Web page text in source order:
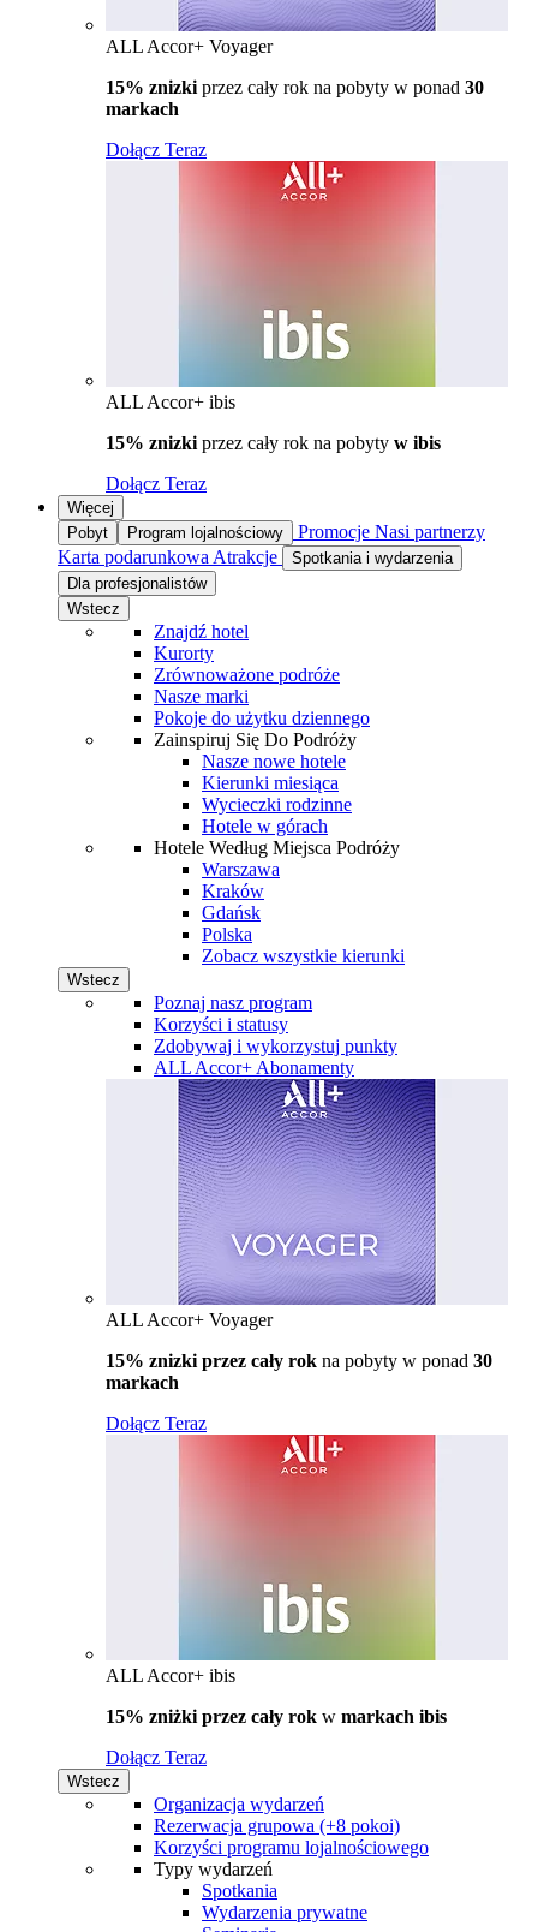
ALL Accor+ Voyager
15% znizki przez cały rok na pobyty w ponad 30
markach
Dołącz Teraz
ALL Accor+ ibis
15% znizki przez cały rok na pobyty w ibis
Dołącz Teraz
Więcej
Pobyt
Program lojalnościowy Promocje Nasi partnerzy
Karta podarunkowa Atrakcje
Spotkania i wydarzenia
Dla profesjonalistów
Wstecz
Znajdź hotel
Kurorty
Zrównoważone podróże
Nasze marki
Pokoje do użytku dziennego
Zainspiruj Się Do Podróży
Nasze nowe hotele
Kierunki miesiąca
Wycieczki rodzinne
Hotele w górach
Hotele Według Miejsca Podróży
Warszawa
Kraków
Gdańsk
Polska
Zobacz wszystkie kierunki
Wstecz
Poznaj nasz program
Korzyści i statusy
Zdobywaj i wykorzystuj punkty
ALL Accor+ Abonamenty
ALL Accor+ Voyager
15% znizki przez cały rok na pobyty w ponad 30
markach
Dołącz Teraz
ALL Accor+ ibis
15% zniżki przez cały rok w markach ibis
Dołącz Teraz
Wstecz
Organizacja wydarzeń
Rezerwacja grupowa (+8 pokoi)
Korzyści programu lojalnościowego
Typy wydarzeń
Spotkania
Wydarzenia prywatne